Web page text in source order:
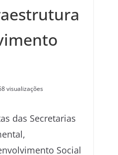
visualizações
das Secretarias
Social